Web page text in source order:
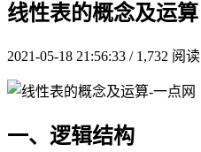
线性表的概念及运算
2021-05-18 21:56:33 /1,732 阅读
一、逻辑结构